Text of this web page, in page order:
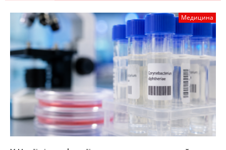
Медицина